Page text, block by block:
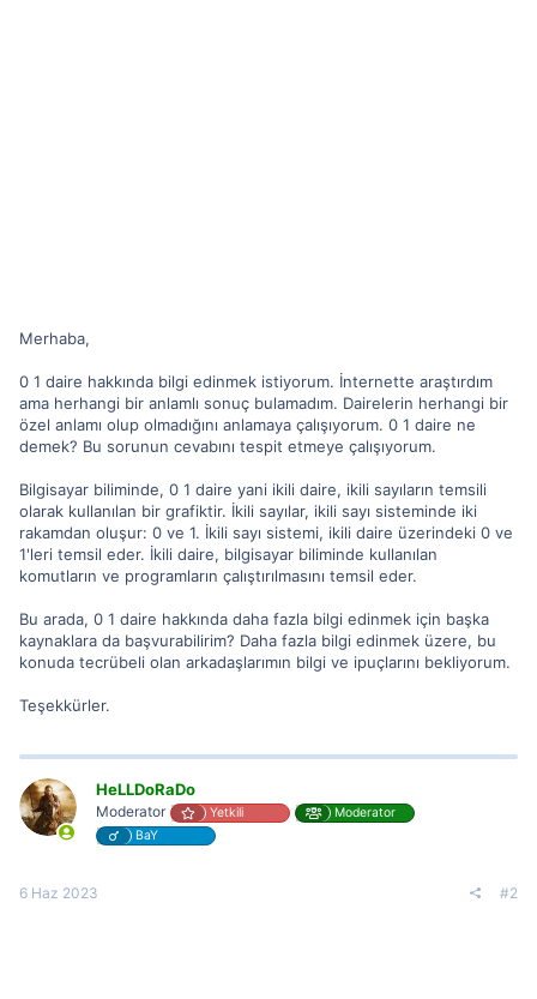
Merhaba,
0 1 daire hakkında bilgi edinmek istiyorum. İnternette araştırdım
ama herhangi bir anlamlı sonuç bulamadım. Dairelerin herhangi bir
özel anlamı olup olmadığını anlamaya çalışıyorum. 0 1 daire ne
demek? Bu sorunun cevabını tespit etmeye çalışıyorum.
Bilgisayar biliminde, 0 1 daire yani ikili daire, ikili sayıların temsili
olarak kullanılan bir grafiktir. İkili sayılar, ikili sayı sisteminde iki
rakamdan oluşur: 0 ve 1. İkili sayı sistemi, ikili daire üzerindeki 0 ve
1'leri temsil eder. İkili daire, bilgisayar biliminde kullanılan
komutların ve programların çalıştırılmasını temsil eder.
Bu arada, 0 1 daire hakkında daha fazla bilgi edinmek için başka
kaynaklara da başvurabilirim? Daha fazla bilgi edinmek üzere, bu
konuda tecrübeli olan arkadaşlarımın bilgi ve ipuçlarını bekliyorum.
Teşekkürler.
HeLLDoRaDo
Moderator Yetkili
Moderator
BaY
6 Haz 2023 #2